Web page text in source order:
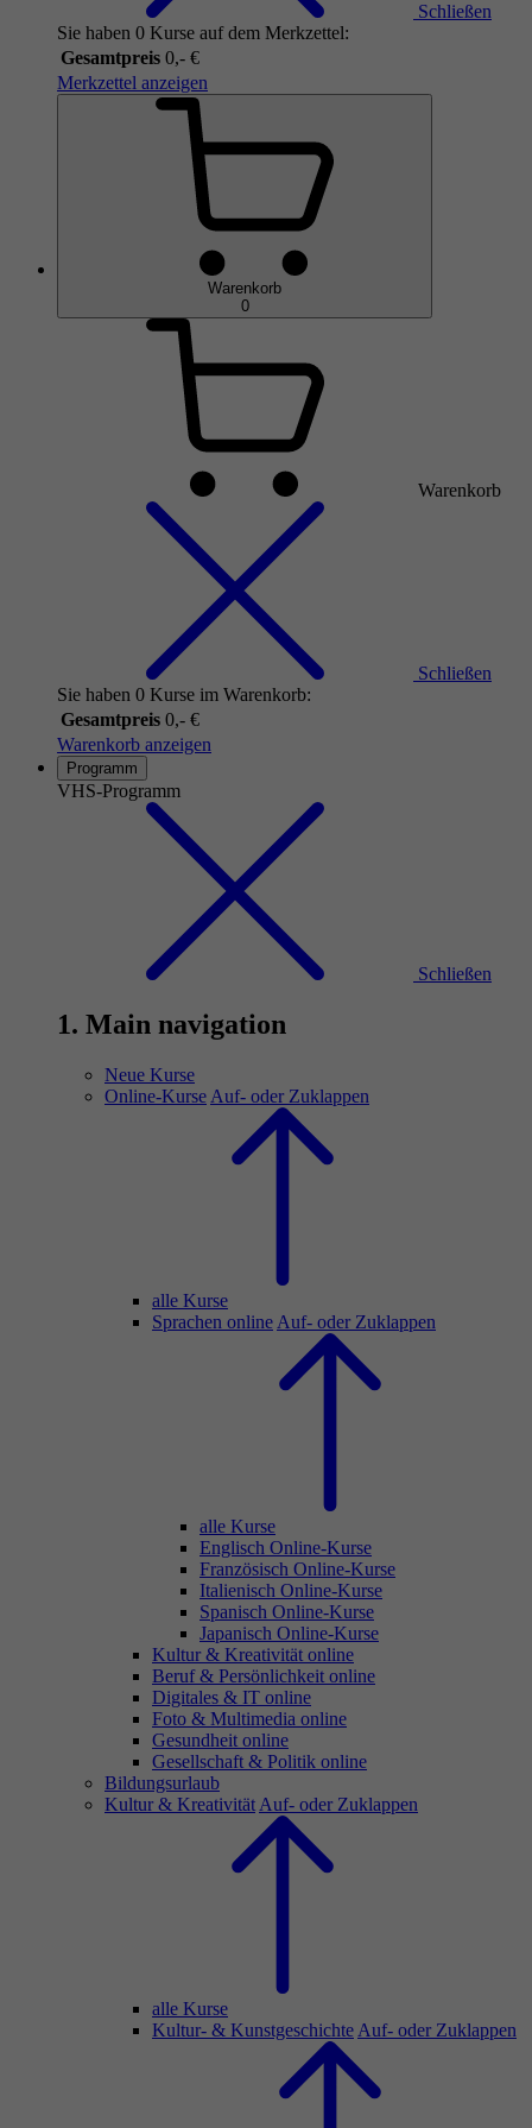
Schließen
Sie haben 0 Kurse auf dem Merkzettel:
Gesamtpreis 0,- €
Merkzettel anzeigen
Warenkorb
0
Warenkorb
Schließen
Sie haben 0 Kurse im Warenkorb:
Gesamtpreis 0,- €
Warenkorb anzeigen
Programm
VHS-Programm
Schließen
1. Main navigation
Neue Kurse
Online-Kurse Auf- oder Zuklappen
alle Kurse
Sprachen online Auf- oder Zuklappen
alle Kurse
Englisch Online-Kurse
Französisch Online-Kurse
Italienisch Online-Kurse
Spanisch Online-Kurse
Japanisch Online-Kurse
Kultur & Kreativität online
Beruf & Persönlichkeit online
Digitales & IT online
Foto & Multimedia online
Gesundheit online
Gesellschaft & Politik online
Bildungsurlaub
Kultur & Kreativität Auf- oder Zuklappen
alle Kurse
Kultur- & Kunstgeschichte Auf- oder Zuklappen